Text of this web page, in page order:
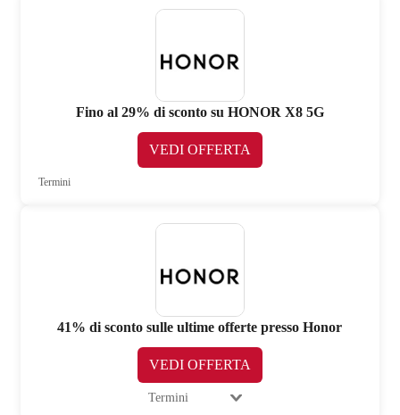
Fino al 29% di sconto su HONOR X8 5G
VEDI OFFERTA
Termini
41% di sconto sulle ultime offerte presso Honor
VEDI OFFERTA
Termini